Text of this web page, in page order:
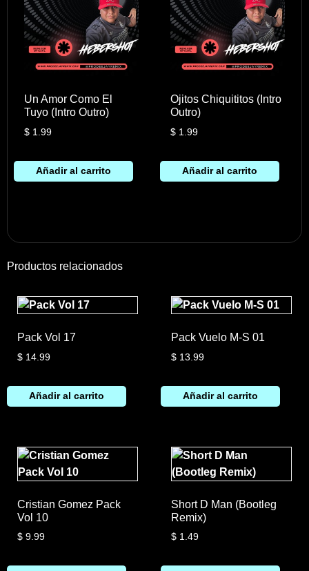
Un Amor Como El
Tuyo (Intro Outro)
$1.99
Añadir al carrito
Ojitos Chiquititos (Intro
Outro)
$ 1.99
Añadir al carrito
Productos relacionados
Pack Vol 17
$ 14.99
Añadir al carrito
Pack Vuelo M-S 01
$13.99
Añadir al carrito
Cristian Gomez Pack
Vol 10
$ 9.99
Short D Man (Bootleg
Remix)
$1.49